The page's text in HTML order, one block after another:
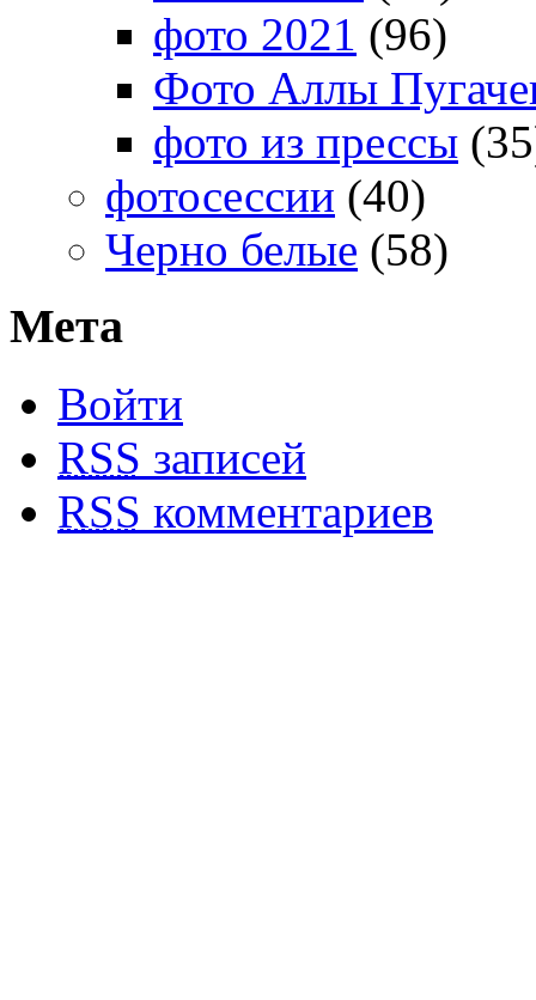
фото 2021 (96)
Фото Аллы
фото из прессы
фотосессии (40)
Черно белые (58)
Мета
Войти
RSS записей
RSS комментариев